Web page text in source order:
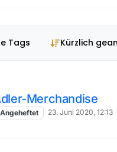
Tags Kürzlich
Merchandise
Angeheftet 23. Juni 2020, 12:13